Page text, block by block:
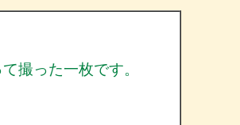
撮った一枚です。